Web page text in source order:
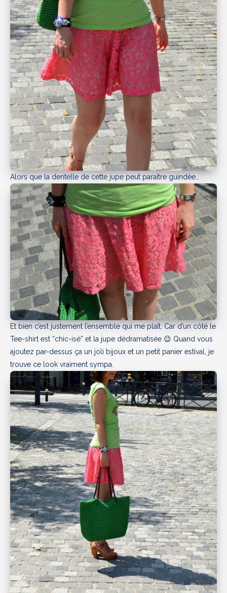
Alors que la dentelle de cette jupe peut paraître guindée…
Et bien c’est justement l’ensemble qui me plaît. Car d’un côté le
Tee-shirt est “chic-isé” et la jupe dédramatisée 😉 Quand vous
ajoutez par-dessus ça un joli bijoux et un petit panier estival, je
trouve ce look vraiment sympa.